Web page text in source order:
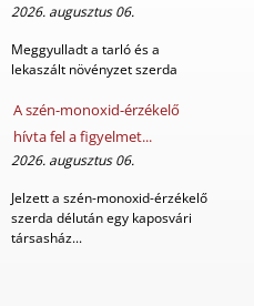
2026. augusztus 06.
Meggyulladt a tarló és a
lekaszált növényzet szerda
A szén-monoxid-érzékelő
hívta fel a figyelmet...
2026. augusztus 06.
Jelzett a szén-monoxid-érzékelő
szerda délután egy kaposvári
társasház...